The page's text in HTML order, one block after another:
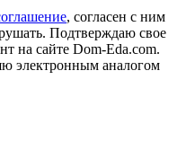
, согласен с ним
Подтверждаю свое
на сайте Dom-Eda.com.
электронным аналогом